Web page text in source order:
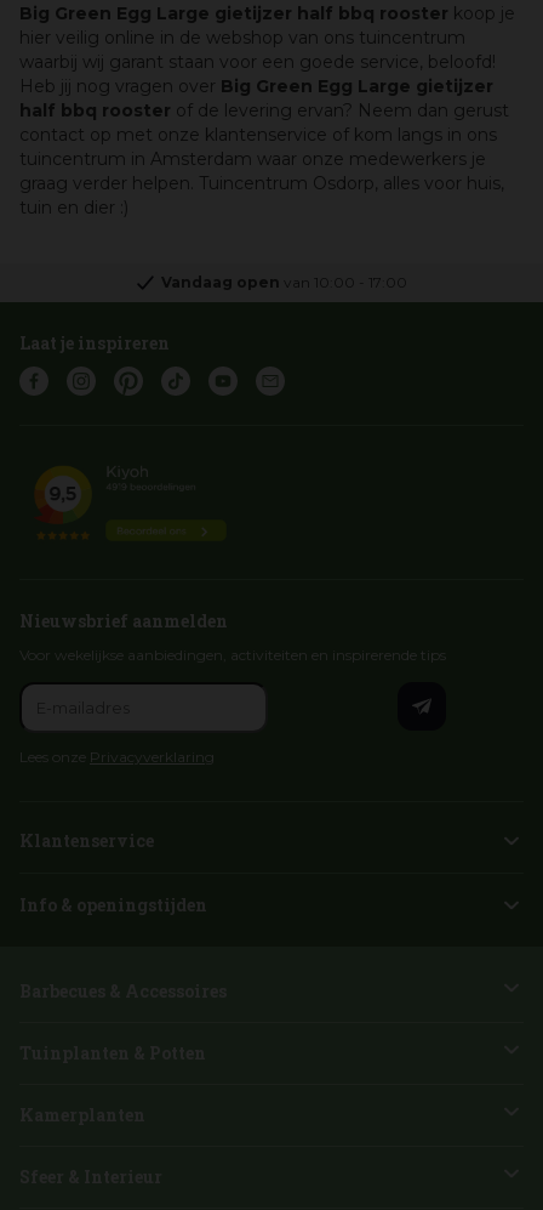
Big Green Egg Large gietijzer half bbq rooster koop je
hier veilig online in de webshop van ons tuincentrum
waarbij wij garant staan voor een goede service, beloofd!
Heb jij nog vragen over Big Green Egg Large gietijzer
half bbq rooster of de levering ervan? Neem dan gerust
contact op met onze klantenservice of kom langs in ons
tuincentrum in Amsterdam waar onze medewerkers je
graag verder helpen. Tuincentrum Osdorp, alles voor huis,
tuin en dier :)
Vandaag open van 10:00 17:00
Laat je inspireren
Nieuwsbrief aanmelden
Voor wekelijkse aanbiedingen, activiteiten en inspirerende tips
Lees onze Privacyverklaring
Klantenservice
Info & openingstijden